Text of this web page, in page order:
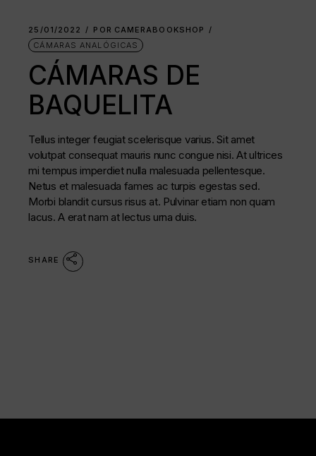
25/01/2022 POR CAMERABOOKSHOP
CÁMARAS ANALÓGICAS
CÁMARAS DE
BAQUELITA
Tellus integer feugiat scelerisque varius. Sit amet
volutpat consequat mauris nunc congue nisi. At ultrices
mi tempus imperdiet nulla malesuada pellentesque.
Netus et malesuada fames ac turpis egestas sed.
Morbi blandit cursus risus at. Pulvinar etiam non quam
lacus. A erat nam at lectus urna duis.
SHARE